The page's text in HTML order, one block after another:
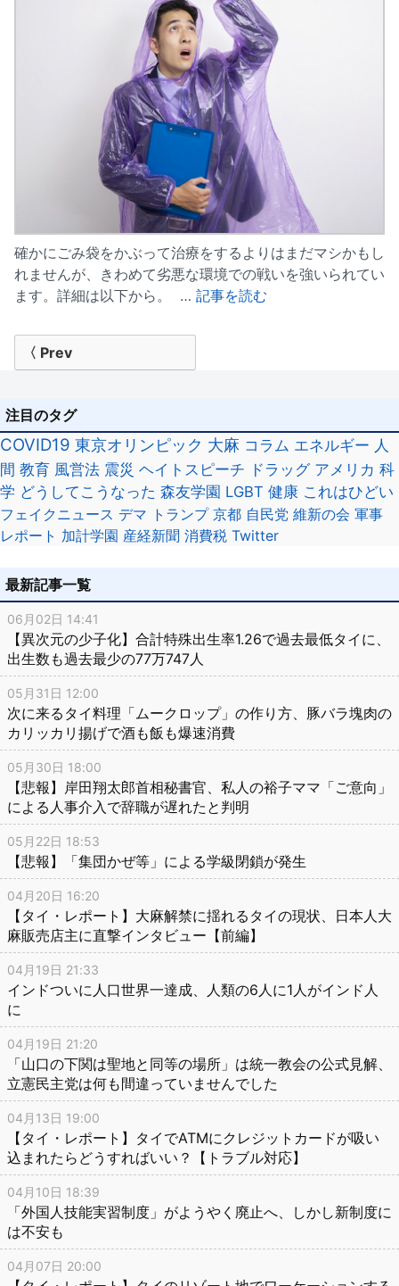
確かにごみ袋をかぶって治療をするよりはまだマシかもし
れませんが、きわめて劣悪な環境での戦いを強いられてい
ます。詳細は以下から。 … 記事を読む
ナ
ビ
ゲ
ー
シ
ョ
ン
〈 Prev
注目のタグ
COVID19 東京オリンピック 大麻 コラム エネルギー 人
間 教育 風営法 震災 ヘイトスピーチ ドラッグ アメリカ 科
学 どうしてこうなった 森友学園 LGBT 健康 これはひどい
フェイクニュース デマ トランプ 京都 自民党 維新の会 軍事
レポート 加計学園 産経新聞 消費税 Twitter
最新記事一覧
06月02日 14:41
【異次元の少子化】合計特殊出生率1.26で過去最低タイに、
出生数も過去最少の77万747人
05月31日 12:00
次に来るタイ料理「ムークロップ」の作り方、豚バラ塊肉の
カリッカリ揚げで酒も飯も爆速消費
05月30日 18:00
【悲報】岸田翔太郎首相秘書官、私人の裕子ママ「ご意向」
による人事介入で辞職が遅れたと判明
05月22日 18:53
【悲報】「集団かぜ等」による学級閉鎖が発生
04月20日 16:20
【タイ・レポート】大麻解禁に揺れるタイの現状、日本人大
麻販売店主に直撃インタビュー【前編】
04月19日 21:33
インドついに人口世界一達成、人類の6人に1人がインド人
に
04月19日 21:20
「山口の下関は聖地と同等の場所」は統一教会の公式見解、
立憲民主党は何も間違っていませんでした
04月13日 19:00
【タイ・レポート】タイでATMにクレジットカードが吸い
込まれたらどうすればいい？【トラブル対応】
04月10日 18:39
「外国人技能実習制度」がようやく廃止へ、しかし新制度に
は不安も
04月07日 20:00